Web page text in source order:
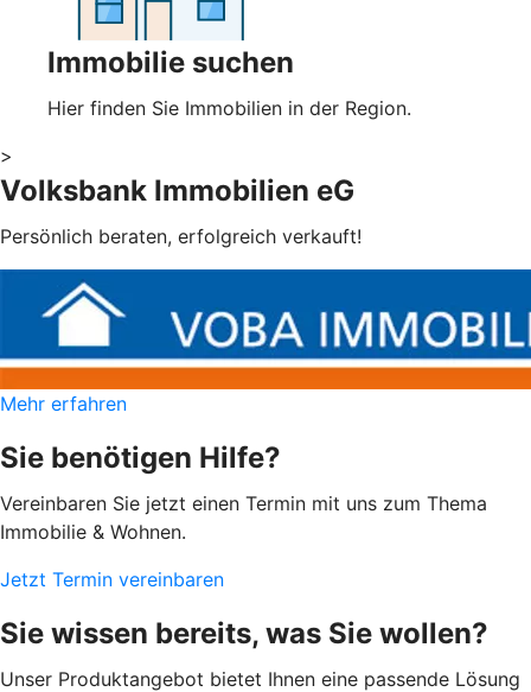
Immobilie suchen
Hier finden Sie Immobilien in der Region.
>
Volksbank Immobilien eG
Persönlich beraten, erfolgreich verkauft!
Mehr erfahren
Sie benötigen Hilfe?
Vereinbaren Sie jetzt einen Termin mit uns zum Thema
Immobilie & Wohnen.
Jetzt Termin vereinbaren
Sie wissen bereits, was Sie wollen?
Unser Produktangebot bietet Ihnen eine passende Lösung